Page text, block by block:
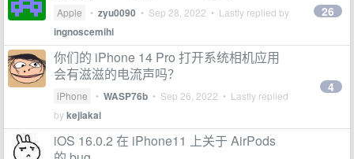
Apple • zyu0090 • Sep 28, 2022 • Lastly replied by
ingnoscemihi
26
你们的 iPhone 14 Pro 打开系统相机应用
会有滋滋的电流声吗？
iPhone • WASP76b • Sep 26, 2022 • Lastly replied
bykejiakai
4
iOS 16.0.2 在 iPhone11 上关于 AirPods